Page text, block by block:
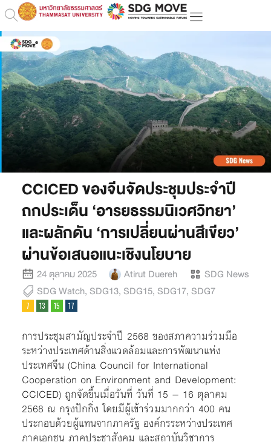
CCICED ของจีนจัดประชุมประจำปี
ถกประเด็น ‘อารยธรรมนิเวศวิทยา’
และผลักดัน ‘การเปลี่ยนผ่านสีเขียว’
ผ่านข้อเสนอแนะเชิงนโยบาย
24 ตุลาคม 2025 Atirut Duereh
SDG News
SDG Watch, SDG13, SDG15, SDG17, SDG7
การประชุมสามัญประจำปี 2568 ของสภาความร่วมมือ
ระหว่างประเทศด้านสิ่งแวดล้อมและการพัฒนาแห่ง
ประเทศจีน (China Council for International
Cooperation on Environment and Development:
CCICED) ถูกจัดขึ้นเมื่อวันที่ วันที่ 15 – 16 ตุลาคม
2568 ณ กรุงปักกิ่ง โดยมีผู้เข้าร่วมมากกว่า 400 คน
ประกอบด้วยผู้แทนจากภาครัฐ องค์กรระหว่างประเทศ
ภาคเอกชน ภาคประชาสังคม และสถาบันวิชาการ